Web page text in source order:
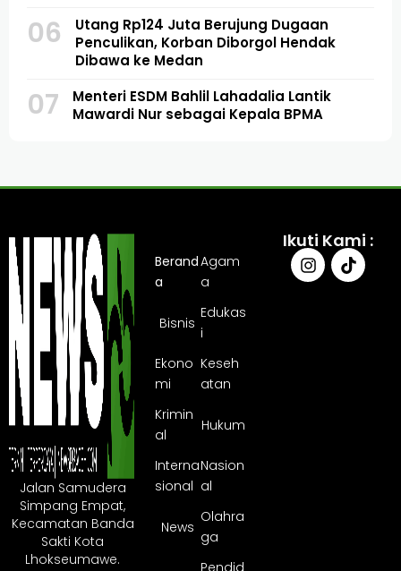
06
Utang Rp124 Juta Berujung Dugaan
Penculikan, Korban Diborgol Hendak
Dibawa ke Medan
07
Menteri ESDM Bahlil Lahadalia Lantik
Mawardi Nur sebagai Kepala BPMA
Jalan Samudera
Simpang Empat,
Kecamatan Banda
Sakti Kota
Lhokseumawe.
Berand
a
Agam
a
Bisnis
Edukas
i
Ekono
mi
Keseh
atan
Krimin
al
Hukum
Interna
sional
Nasion
al
News
Olahra
ga
Ikuti Kami :